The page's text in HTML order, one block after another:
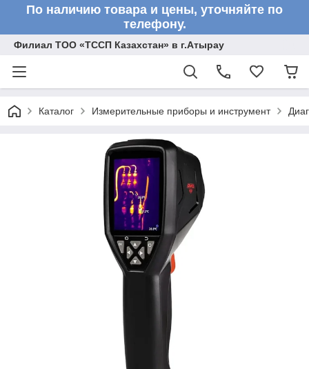
По наличию товара и цены, уточняйте по
телефону.
Филиал ТОО «ТССП Казахстан» в г.Атырау
Каталог Измерительные приборы и инструмент